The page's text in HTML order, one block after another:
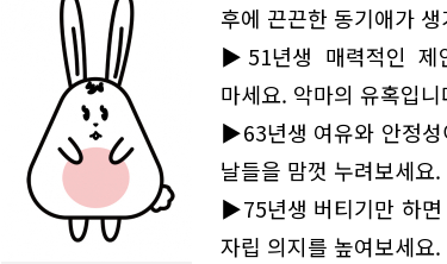
후에 끈끈한 동기애가 생
▶51년생 매력적인 제
마세요. 악마의 유혹입니
▶63년생 여유와 안정성
날들을 맘껏 누려보세요.
▶75년생 버티기만 하면
자립 의지를 높여보세요.